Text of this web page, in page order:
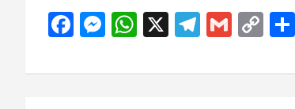
F
ce
M
se
W
at
X
T
e
G
ail
C
py